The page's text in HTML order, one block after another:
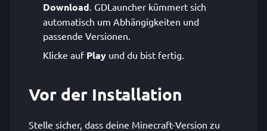
Download. GDLauncher kümmert sich
automatisch um Abhängigkeiten und
passende Versionen.
Klicke auf Play und du bist fertig.
Vor der Installation
Stelle sicher, dass deine Minecraft-Version zu